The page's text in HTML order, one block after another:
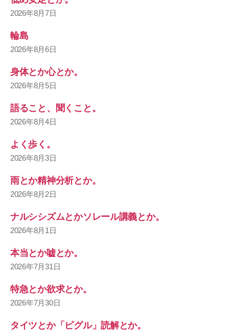
2026年8月7日
輪島
2026年8月6日
身体とか心とか。
2026年8月5日
語ること、聞くこと。
2026年8月4日
よく歩く。
2026年8月3日
雨とか精神分析とか。
2026年8月2日
ナルシシズムとかソレール講義とか。
2026年8月1日
本当とか嘘とか。
2026年7月31日
特急とか欲求とか。
2026年7月30日
タイツとか「ピグル」読解とか。